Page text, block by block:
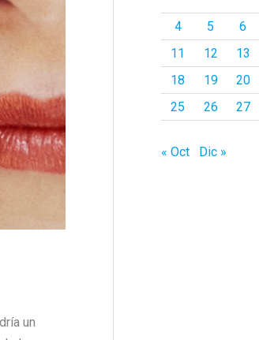
un
4
5 6
11
12 13
18
19 20
25
26 27
« Oct Dic »